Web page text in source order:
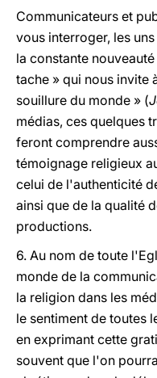
Communicateurs et
vous interroger, les
la constante
tache » qui nous invite
souillure du monde » (
médias, ces quelques
feront comprendre
témoignage religieux
celui de l'authenticité
ainsi que de la qualité
productions.
6. Au nom de toute
monde de la
la religion dans les
le sentiment de toutes
en exprimant cette
souvent que l'on